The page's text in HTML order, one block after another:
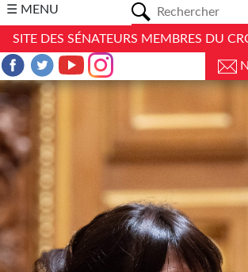
☰ MENU
SITE DES SÉNATEURS MEMBRES DU